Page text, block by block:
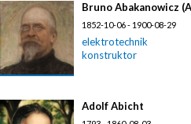
Bruno Abakanowicz
1852-10-06 - 1900-08-29
elektrotechnik
konstruktor
Adolf Abicht